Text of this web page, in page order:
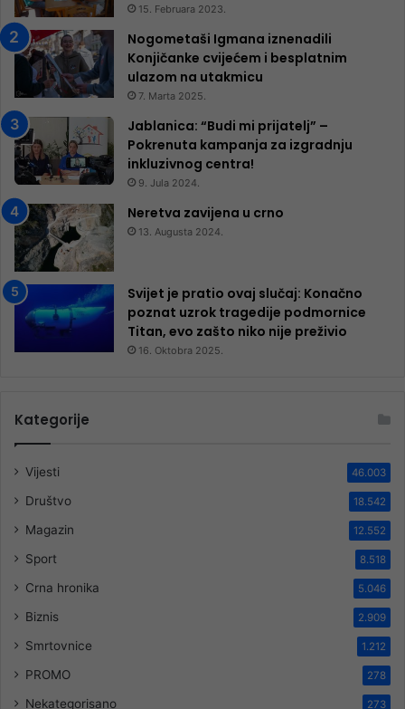
15. Februara 2023.
Nogometaši Igmana iznenadili
Konjičanke cvijećem i besplatnim
ulazom na utakmicu
7. Marta 2025.
Jablanica: “Budi mi prijatelj” –
Pokrenuta kampanja za izgradnju
inkluzivnog centra!
9. Jula 2024.
Neretva zavijena u crno
13. Augusta 2024.
Svijet je pratio ovaj slučaj: Konačno
poznat uzrok tragedije podmornice
Titan, evo zašto niko nije preživio
16. Oktobra 2025.
Kategorije
Vijesti 46.003
Društvo 18.542
Magazin 12.552
Sport 8.518
Crna hronika 5.046
Biznis 2.909
Smrtovnice 1.212
PROMO 278
Nekategorisano 273